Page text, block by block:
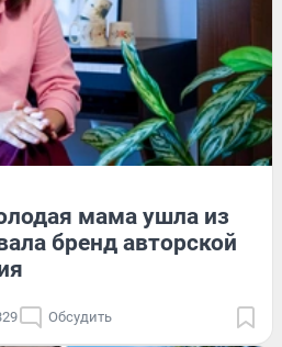
мама ушла из
бренд авторской
Обсудить